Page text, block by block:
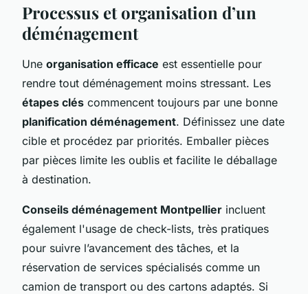
Processus et organisation d’un
déménagement
Une organisation efficace est essentielle pour
rendre tout déménagement moins stressant. Les
étapes clés commencent toujours par une bonne
planification déménagement. Définissez une date
cible et procédez par priorités. Emballer pièces
par pièces limite les oublis et facilite le déballage
à destination.
Conseils déménagement Montpellier incluent
également l'usage de check-lists, très pratiques
pour suivre l’avancement des tâches, et la
réservation de services spécialisés comme un
camion de transport ou des cartons adaptés. Si